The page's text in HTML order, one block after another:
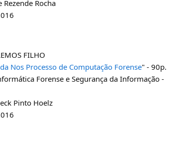
Rocha
FILHO
Nos Processo de Computação Forense" - 90p.
Forense e Segurança da Informação -
Pinto Hoelz